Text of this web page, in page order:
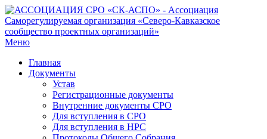
Меню
Главная
Документы
Устав
Регистрационные документы
Внутренние документы СРО
Для вступления в СРО
Для вступления в НРС